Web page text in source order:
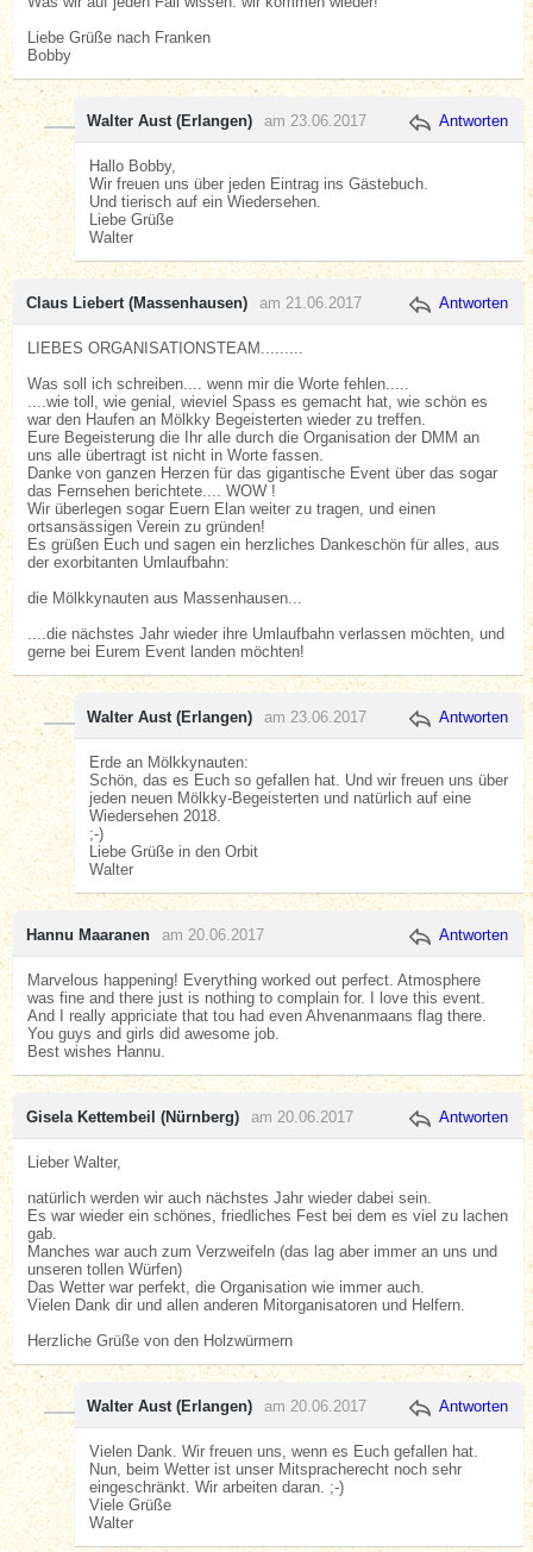
Liebe Grüße nach Franken
Bobby
Walter Aust (Erlangen) am 23.06.2017 Antworten
Hallo Bobby,
Wir freuen uns über jeden Eintrag ins Gästebuch.
Und tierisch auf ein Wiedersehen.
Liebe Grüße
Walter
Claus Liebert (Massenhausen) am 21.06.2017 Antworten
LIEBES ORGANISATIONSTEAM.........
Was soll ich schreiben.... wenn mir die Worte fehlen.....
....wie toll, wie genial, wieviel Spass es gemacht hat, wie schön es
war den Haufen an Mölkky Begeisterten wieder zu treffen.
Eure Begeisterung die Ihr alle durch die Organisation der DMM an
uns alle übertragt ist nicht in Worte fassen.
Danke von ganzen Herzen für das gigantische Event über das sogar
das Fernsehen berichtete.... WOW !
Wir überlegen sogar Euern Elan weiter zu tragen, und einen
ortsansässigen Verein zu gründen!
Es grüßen Euch und sagen ein herzliches Dankeschön für alles, aus
der exorbitanten Umlaufbahn:
die Mölkkynauten aus Massenhausen...
....die nächstes Jahr wieder ihre Umlaufbahn verlassen möchten, und
gerne bei Eurem Event landen möchten!
Walter Aust (Erlangen) am 23.06.2017 Antworten
Erde an Mölkkynauten:
Schön, das es Euch so gefallen hat. Und wir freuen uns über
jeden neuen Mölkky-Begeisterten und natürlich auf eine
Wiedersehen 2018.
;-)
Liebe Grüße in den Orbit
Walter
Hannu Maaranen am 20.06.2017 Antworten
Marvelous happening! Everything worked out perfect. Atmosphere
was fine and there just is nothing to complain for. I love this event.
And I really appriciate that tou had even Ahvenanmaans flag there.
You guys and girls did awesome job.
Best wishes Hannu.
Gisela Kettembeil (Nürnberg) am 20.06.2017 Antworten
Lieber Walter,
natürlich werden wir auch nächstes Jahr wieder dabei sein.
Es war wieder ein schönes, friedliches Fest bei dem es viel zu lachen
gab.
Manches war auch zum Verzweifeln (das lag aber immer an uns und
unseren tollen Würfen)
Das Wetter war perfekt, die Organisation wie immer auch.
Vielen Dank dir und allen anderen Mitorganisatoren und Helfern.
Herzliche Grüße von den Holzwürmern
Walter Aust (Erlangen) am 20.06.2017 Antworten
Vielen Dank. Wir freuen uns, wenn es Euch gefallen hat.
Nun, beim Wetter ist unser Mitspracherecht noch sehr
eingeschränkt. Wir arbeiten daran. ;-)
Viele Grüße
Walter